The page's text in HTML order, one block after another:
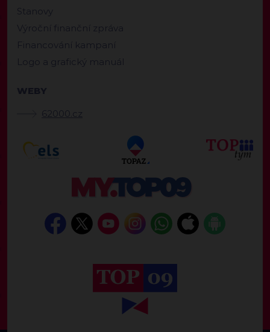
Stanovy
Výroční finanční zpráva
Financování kampaní
Logo a grafický manuál
WEBY
62000.cz